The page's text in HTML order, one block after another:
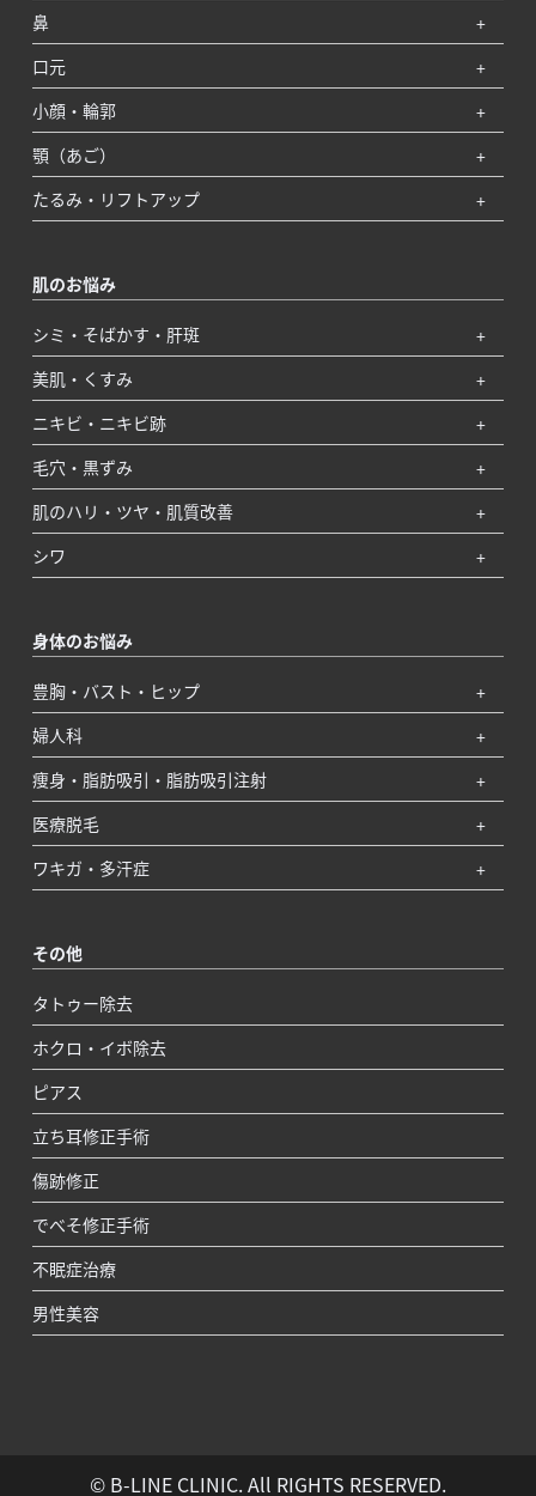
鼻
口元
小顔・輪郭
顎（あご）
たるみ・リフトアップ
肌のお悩み
シミ・そばかす・肝斑
美肌・くすみ
ニキビ・ニキビ跡
毛穴・黒ずみ
肌のハリ・ツヤ・肌質改善
シワ
身体のお悩み
豊胸・バスト・ヒップ
婦人科
痩身・脂肪吸引・脂肪吸引注射
医療脱毛
ワキガ・多汗症
その他
タトゥー除去
ホクロ・イボ除去
ピアス
立ち耳修正手術
傷跡修正
でべそ修正手術
不眠症治療
男性美容
© B-LINE CLINIC. All RIGHTS RESERVED.